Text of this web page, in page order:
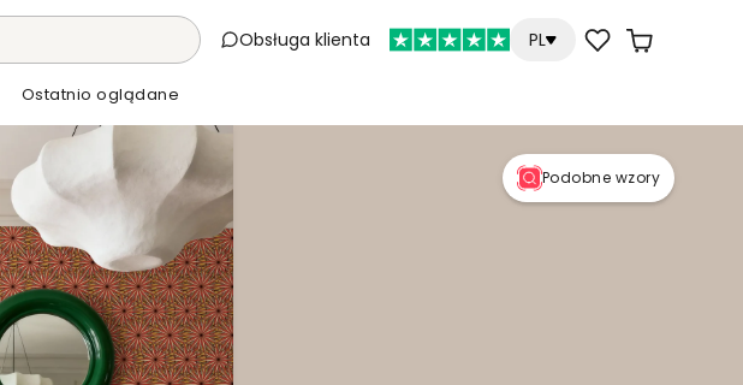
Obsługa klienta PL
Ostatnio oglądane
Podobne wzory